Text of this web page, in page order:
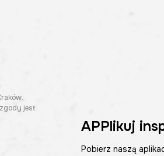
jest
APPlikuj
Pobierz naszą